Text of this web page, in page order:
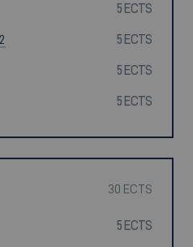
5 ECTS
5 ECTS
5 ECTS
5 ECTS
30 ECTS
5 ECTS